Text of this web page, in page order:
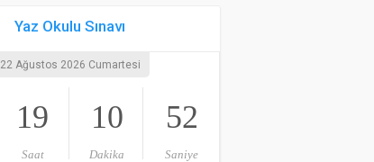
Yaz Okulu Sınavı
22 Ağustos 2026 Cumartesi
19
Saat
10
Dakika
51
Saniye